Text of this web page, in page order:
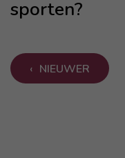
sporten?
NIEUWER